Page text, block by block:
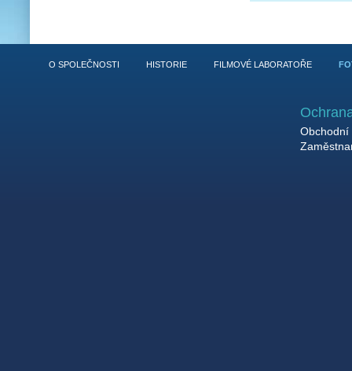
O SPOLEČNOSTI HISTORIE FILMOVÉ LABORATOŘE
Obchodní